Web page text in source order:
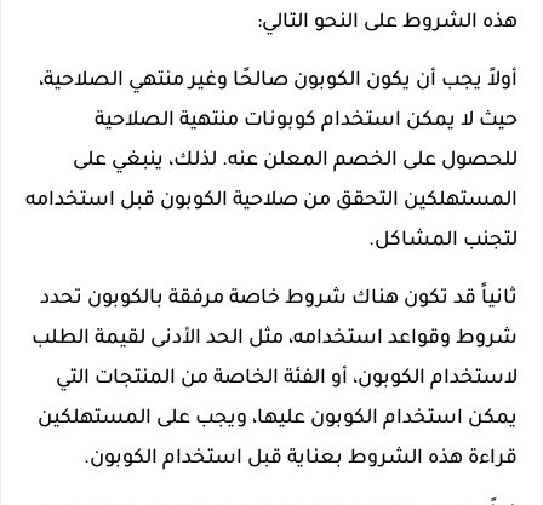
هذه الشروط على النحو التالي:
أولاً يجب أن يكون الكوبون صالحًا وغير منتهي الصلاحية،
حيث لا يمكن استخدام كوبونات منتهية الصلاحية
للحصول على الخصم المعلن عنه. لذلك، ينبغي على
المستهلكين التحقق من صلاحية الكوبون قبل استخدامه
لتجنب المشاكل.
ثانياً قد تكون هناك شروط خاصة مرفقة بالكوبون تحدد
شروط وقواعد استخدامه، مثل الحد الأدنى لقيمة الطلب
لاستخدام الكوبون، أو الفئة الخاصة من المنتجات التي
يمكن استخدام الكوبون عليها، ويجب على المستهلكين
قراءة هذه الشروط بعناية قبل استخدام الكوبون.